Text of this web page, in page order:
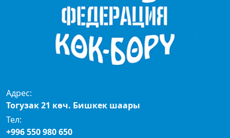
Адрес:
Тогузак 21 көч. Бишкек шаары
Тел:
+996 550 980 650